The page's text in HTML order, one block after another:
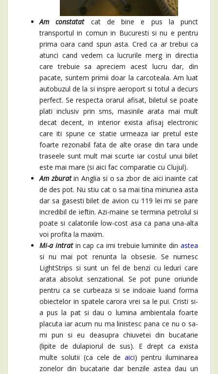
Am constatat
cat de bine e pus la punct
transportul in comun in Bucuresti si nu e pentru
prima oara cand spun asta. Cred ca ar trebui ca
atunci cand vedem ca lucrurile merg in directia
care trebuie sa apreciem acest lucru dar, din
pacate, suntem primii doar la carcoteala. Am luat
autobuzul de la si inspre aeroport si totul a decurs
perfect. Se respecta orarul afisat, biletul se poate
plati inclusiv prin sms, masinile arata mai mult
decat decent, in interior exista afisaj electronic
care iti spune ce statie urmeaza iar pretul este
foarte rezonabil fata de alte orase din tara unde
traseele sunt mult mai scurte iar costul unui bilet
este mai mare (si aici fac comparatie cu Clujul).
Am zburat in Anglia si o sa zbor de aici inainte cat
de des pot. Nu stiu cat o sa mai tina minunea asta
dar sa gasesti bilet de avion cu 119 lei mi se pare
incredibil de ieftin. Azi-maine se termina petrolul si
poate si calatoriile low-cost asa ca pana una-alta
voi profita la maxim.
Mi-a intrat in cap ca imi trebuie luminite dinastea
si nu mai pot renunta la obsesie. Se numesc
LightStrips si sunt un fel de benzi cu leduri care
arata absolut senzational. Se pot pune oriunde
pentru ca se curbeaza si se indoaie luand forma
obiectelor in spatele carora vrei sa le pui. Cristi si-
a pus la pat si dau o lumina ambientala foarte
placuta iar acum nu ma linistesc pana ce nu o sa-
mi pun si eu deasupra chiuvetei din bucatarie
(lipite de dulapiorul de sus). E drept ca exista
multe solutii (ca cele deaici) pentru iluminarea
zonelor din bucatarie dar benzile astea dau un